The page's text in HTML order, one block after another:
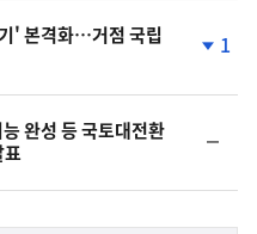
' 본격화…거점 국립
1
완성 등 국토대전환
표
일